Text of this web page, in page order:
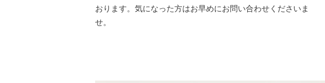
おります。気になった方はお早めにお問い合わせくださいま
せ。